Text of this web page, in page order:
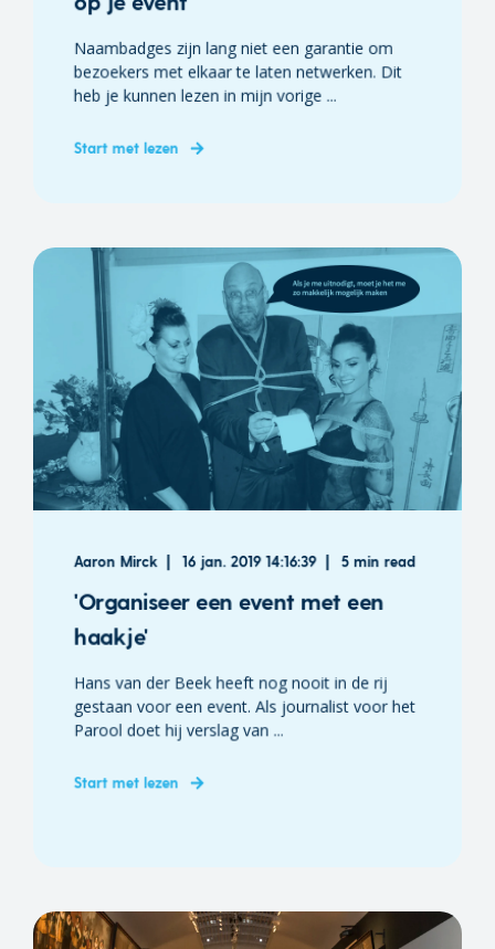
Naambadges zijn lang niet een garantie om
bezoekers met elkaar te laten netwerken. Dit
heb je kunnen lezen in mijn vorige ...
Start met lezen
Aaron Mirck 16 jan. 2019 14:16:39 5 min read
'Organiseer een event met een
haakje'
Hans van der Beek heeft nog nooit in de rij
gestaan voor een event. Als journalist voor het
Parool doet hij verslag van ...
Start met lezen